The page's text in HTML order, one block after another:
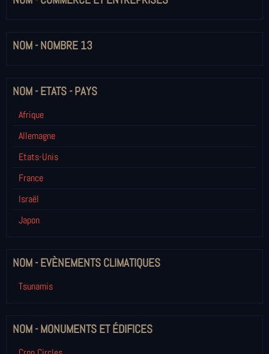
NOM - NOMBRE 13
NOM - ETATS - PAYS
Afrique
Allemagne
Etats-Unis
France
Israël
Japon
NOM - EVÈNEMENTS CLIMATIQUES
Tsunamis
NOM - MONUMENTS ET ÉDIFICES